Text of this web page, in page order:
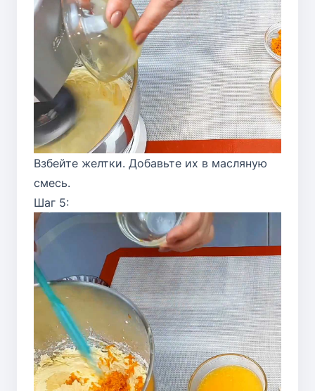
Взбейте желтки. Добавьте их в масляную
смесь.
Шаг 5: